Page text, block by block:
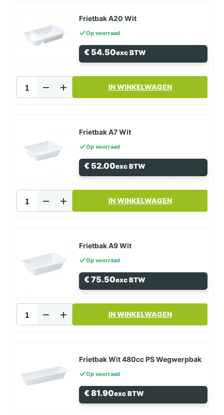
Frietbak A20 Wit
Op voorraad
€ 54.50exc BTW
A20
Wit
IN WINKELWAGEN
Frietbak A7 Wit
Op voorraad
€ 52.00exc BTW
A7
Wit
IN WINKELWAGEN
Frietbak A9 Wit
Op voorraad
€75.50exc BTW
A9
Wit
IN WINKELWAGEN
Frietbak Wit 480cc PS Wegwerpbak
Op voorraad
€81.90exc BTW